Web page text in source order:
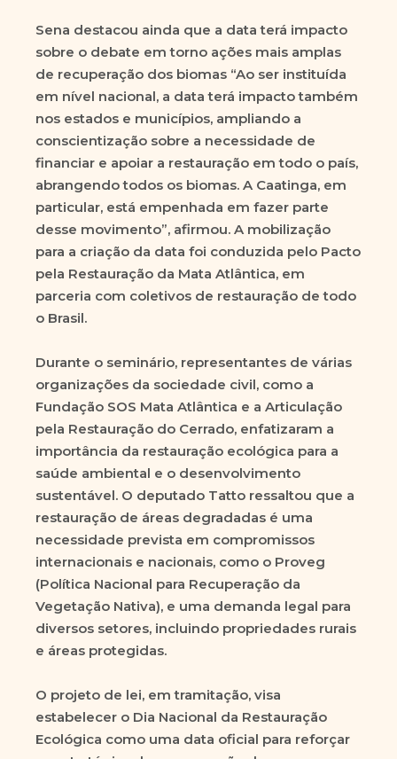
Sena destacou ainda que a data terá impacto
sobre o debate em torno ações mais amplas
de recuperação dos biomas “Ao ser instituída
em nível nacional, a data terá impacto também
nos estados e municípios, ampliando a
conscientização sobre a necessidade de
financiar e apoiar a restauração em todo o país,
abrangendo todos os biomas. A Caatinga, em
particular, está empenhada em fazer parte
desse movimento”, afirmou. A mobilização
para a criação da data foi conduzida pelo Pacto
pela Restauração da Mata Atlântica, em
parceria com coletivos de restauração de todo
o Brasil.
Durante o seminário, representantes de várias
organizações da sociedade civil, como a
Fundação SOS Mata Atlântica e a Articulação
pela Restauração do Cerrado, enfatizaram a
importância da restauração ecológica para a
saúde ambiental e o desenvolvimento
sustentável. O deputado Tatto ressaltou que a
restauração de áreas degradadas é uma
necessidade prevista em compromissos
internacionais e nacionais, como o Proveg
(Política Nacional para Recuperação da
Vegetação Nativa), e uma demanda legal para
diversos setores, incluindo propriedades rurais
e áreas protegidas.
O projeto de lei, em tramitação, visa
estabelecer o Dia Nacional da Restauração
Ecológica como uma data oficial para reforçar